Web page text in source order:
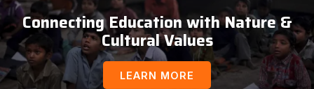
Connecting Education with Nature &
Cultural Values
LEARN MORE